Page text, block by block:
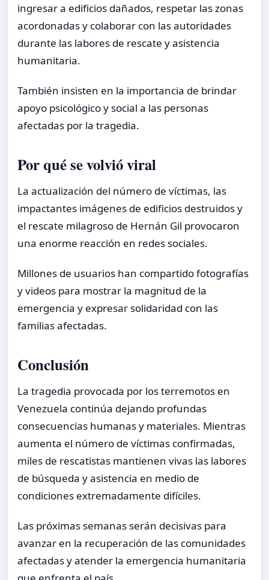
ingresar a edificios dañados, respetar las zonas
acordonadas y colaborar con las autoridades
durante las labores de rescate y asistencia
humanitaria.
También insisten en la importancia de brindar
apoyo psicológico y social a las personas
afectadas por la tragedia.
Por qué se volvió viral
La actualización del número de víctimas, las
impactantes imágenes de edificios destruidos y
el rescate milagroso de Hernán Gil provocaron
una enorme reacción en redes sociales.
Millones de usuarios han compartido fotografías
y videos para mostrar la magnitud de la
emergencia y expresar solidaridad con las
familias afectadas.
Conclusión
La tragedia provocada por los terremotos en
Venezuela continúa dejando profundas
consecuencias humanas y materiales. Mientras
aumenta el número de víctimas confirmadas,
miles de rescatistas mantienen vivas las labores
de búsqueda y asistencia en medio de
condiciones extremadamente difíciles.
Las próximas semanas serán decisivas para
avanzar en la recuperación de las comunidades
afectadas y atender la emergencia humanitaria